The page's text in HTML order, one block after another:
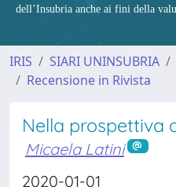
dell’Insubria anche ai fini della
IRIS SIARI UNINSUBRIA
Recensione in Rivista
Nella prospettiva
Micaela Latini
2020-01-01